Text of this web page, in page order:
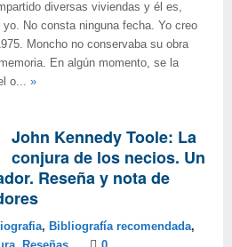
diversas viviendas y él es,
No consta ninguna fecha. Yo creo
Moncho no conservaba su obra
En algún momento, se la
o... »
John Kennedy Toole: La
conjura de los necios. Un
Reseña y nota de
, Bibliografía recomendada,